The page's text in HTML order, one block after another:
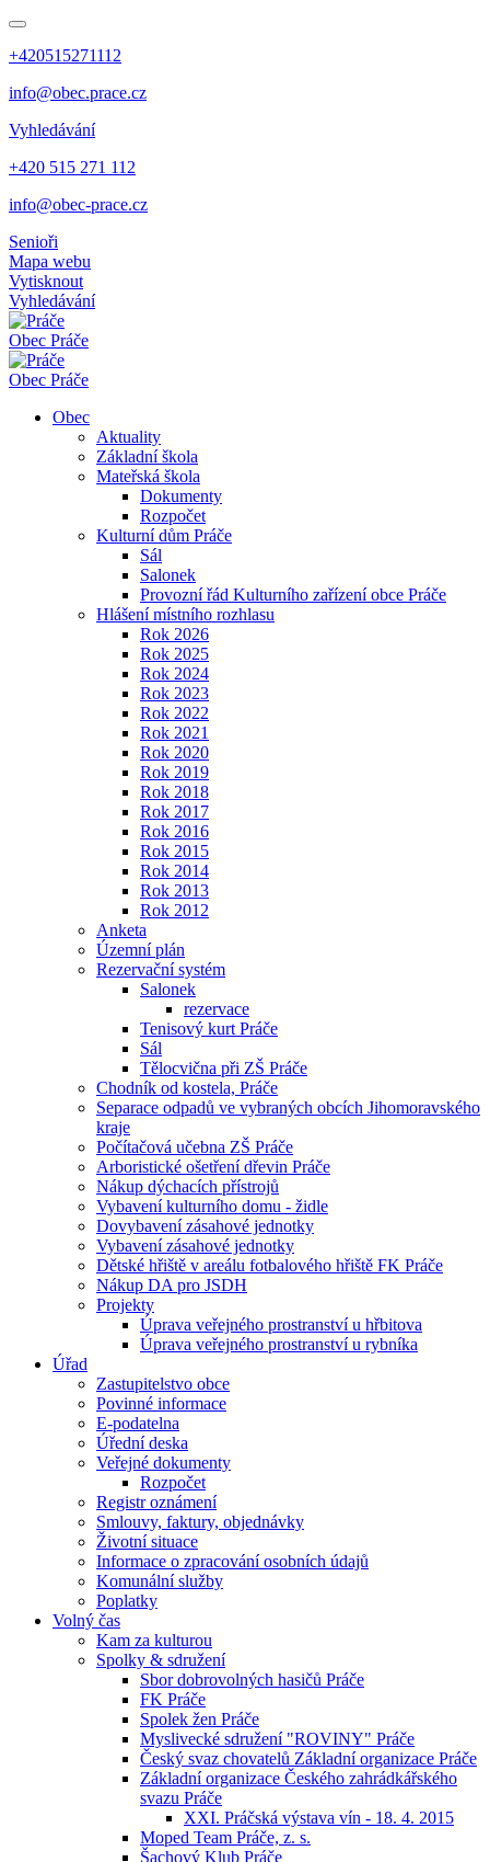
+420515271112
info@obec.prace.cz
Vyhledávání
+420 515 271 112
info@obec-prace.cz
Senioři
Mapa webu
Vytisknout
Vyhledávání
Obec Práče
Obec Práče
Obec
Aktuality
Základní škola
Mateřská škola
Dokumenty
Rozpočet
Kulturní dům Práče
Sál
Salonek
Provozní řád Kulturního zařízení obce Práče
Hlášení místního rozhlasu
Rok 2026
Rok 2025
Rok 2024
Rok 2023
Rok 2022
Rok 2021
Rok 2020
Rok 2019
Rok 2018
Rok 2017
Rok 2016
Rok 2015
Rok 2014
Rok 2013
Rok 2012
Anketa
Územní plán
Rezervační systém
Salonek
rezervace
Tenisový kurt Práče
Sál
Tělocvična při ZŠ Práče
Chodník od kostela, Práče
Separace odpadů ve vybraných obcích Jihomoravského
kraje
Počítačová učebna ZŠ Práče
Arboristické ošetření dřevin Práče
Nákup dýchacích přístrojů
Vybavení kulturního domu - židle
Dovybavení zásahové jednotky
Vybavení zásahové jednotky
Dětské hřiště v areálu fotbalového hřiště FK Práče
Nákup DA pro JSDH
Projekty
Úprava veřejného prostranství u hřbitova
Úprava veřejného prostranství u rybníka
Úřad
Zastupitelstvo obce
Povinné informace
E-podatelna
Úřední deska
Veřejné dokumenty
Rozpočet
Registr oznámení
Smlouvy, faktury, objednávky
Životní situace
Informace o zpracování osobních údajů
Komunální služby
Poplatky
Volný čas
Kam za kulturou
Spolky & sdružení
Sbor dobrovolných hasičů Práče
FK Práče
Spolek žen Práče
Myslivecké sdružení "ROVINY" Práče
Český svaz chovatelů Základní organizace Práče
Základní organizace Českého zahrádkářského
svazu Práče
XXI. Práčská výstava vín - 18. 4. 2015
Moped Team Práče, z. s.
Šachový Klub Práče